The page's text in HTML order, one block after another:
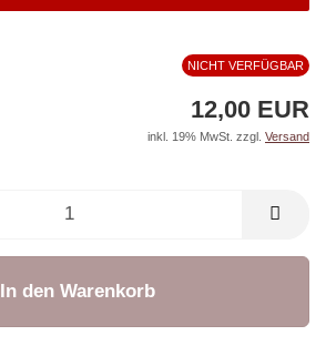
NICHT VERFÜGBAR
12,00 EUR
inkl. 19% MwSt. zzgl. Versand
In den Warenkorb